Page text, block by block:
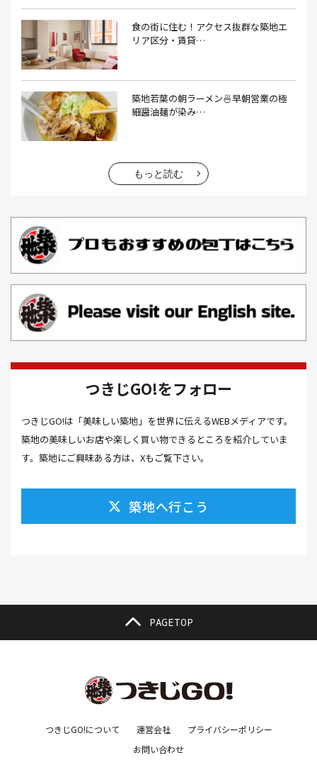
うな重(2） うに(4） エコバッグ(1）
エコバッグ おしゃれ(1） エコバッグ 折りたたみ(1）
エビフライ(3） おかゆ(1）
おでん(4） おにぎり(4）
お刺身(1） お参り(1） お困りごと解決(1）
お土産(14） お土産屋(1）
お寿司(2） お弁当(9）
お正月料理(20）
お汁粉 レシピ(1）
お肉(2） お花見(2） お茶(1） お雑煮(1）
お風呂(1） お餅(1） お魚捌き教室(1） かき氷(3）
カシューナッツ(2） カツオ 食べ方(1）
カツオのたたき(1） カツカレー(2） カニ(7）
カフェラテ(1） かまぼこ(1）
カラスミ(1） カルパッチョ(1） カレー(5）
ギフト(6） キムチ レシピ(1）
グルメ(11）
ケーキ(3） ケーキ屋(1） コーヒー(7）
ごま豆腐(1） コミュニティ(1）
ゴミ箱(1） コラボ(1） コロッケ(1）
コンサート(1）
食の街に住む！アクセス抜群な築地エ
リア区分・賃貸…
築地若葉の朝ラーメン🍜早朝営業の極
細醤油麺が染み…
もっと読む
つきじGO!をフォロー
つきじGO!は「美味しい築地」を世界に伝えるWEBメディアです。
築地の美味しいお店や楽しく買い物できるところを紹介していま
す。築地にご興味ある方は、Xもご覧下さい。
築地へ行こう
PAGETOP
つきじGO!について 運営会社
プライバシーポリシー
お問い合わせ